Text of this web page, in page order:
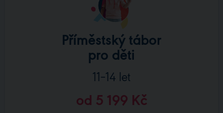
Příměstský tábor
pro děti
11–14 let
od 5 199 Kč